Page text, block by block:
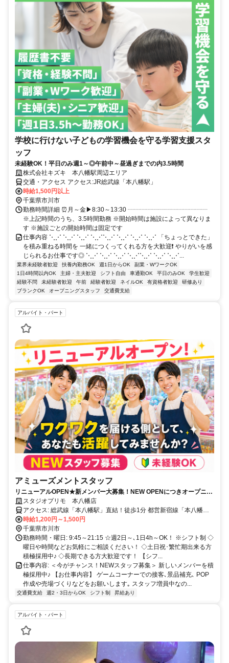
学校に行けない子どもの学習機会を守る学習支援スタ
ッフ
未経験OK！平日のみ週1～◎午前中～昼過ぎまでの内3.5時間
株式会社キズキ 本八幡駅周辺エリア
交通・アクセス アクセス:JR総武線「本八幡駅」
時給1,500円以上
千葉県市川市
勤務時間詳細 ⏰月～金▶8:30～13:30 ┈┈┈┈┈┈┈┈┈┈┈┈┈
※上記時間のうち、3.5時間勤務 ※開始時間は施設によって異なりま
す ※施設ごとの開始時間は固定です
仕事内容 ⋱⋰ ⋱⋰ ⋱⋰ ⋱⋰⋱⋰ ⋱⋰ ⋱⋰ ⋱⋰ 「ちょっとできた」
を積み重ねる時間を 一緒につくってくれる方を大歓迎❗ やりがいを感
じられるお仕事です◎ ⋱⋰ ⋱⋰ ⋱⋰ ⋱⋰⋱⋰ ⋱⋰ ⋱⋰...
業界未経験者歓迎 扶養内勤務OK 週1日からOK
副業・WワークOK
1日4時間以内OK
主婦・主夫歓迎 シフト自由 車通勤OK 平日のみOK
学生歓迎
経験不問
未経験者歓迎 午前 経験者歓迎 ネイルOK 有資格者歓迎
研修あり
ブランクOK
オープニングスタッフ 交通費支給
アルバイト・パート
アミューズメントスタッフ
リニューアルOPEN★新メンバー大募集！NEW OPENにつきオープニン
グスタッフ大募集！生まれ変わるお店で一緒にスタートしよう！
スタジオプリモ 本八幡店
アクセス: 総武線「本八幡駅」直結！徒歩1分 都営新宿線「本八幡
駅」からも徒歩3分（連絡通路があるので雨でも傘要らずです！） ★
アクセス抜群で通勤に便利です♪
時給1,200円～1,500円
千葉県市川市
勤務時間・曜日: 9:45～21:15 ☆週2日～､1日4h～OK！ ※シフト制 ◇
曜日や時間などお気軽にご相談ください！ ◇土日祝･繁忙期出来る方
積極採用中♪ ◇長期できる方大歓迎です！ 【シフ...
仕事内容: ＜今がチャンス！NEWスタッフ募集＞ 新しいメンバーを積
極採用中♪ 【お仕事内容】 ゲームコーナーでの接客､景品補充､ POP
作成や売場づくりなどをお願いします｡ スタッフ増員中なの...
交通費支給 週2・3日からOK シフト制 昇給あり
アルバイト・パート